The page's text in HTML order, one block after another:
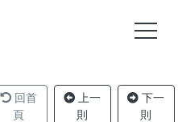
回首
頁
上一
則
下一
則